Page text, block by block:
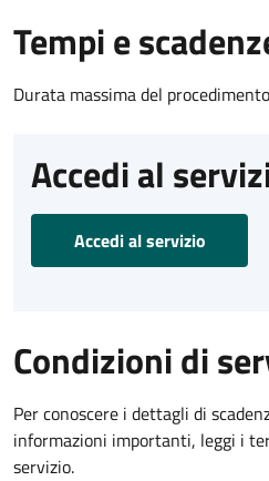
Tempi e
Durata massima del
Accedi al
Accedi al servizio
Condizioni di
Per conoscere i dettagli di
informazioni importanti, leggi i
servizio.